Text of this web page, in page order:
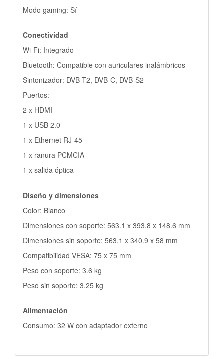
Modo gaming: Sí
Conectividad
Wi-Fi: Integrado
Bluetooth: Compatible con auriculares inalámbricos
Sintonizador: DVB-T2, DVB-C, DVB-S2
Puertos:
2 x HDMI
1 x USB 2.0
1 x Ethernet RJ-45
1 x ranura PCMCIA
1 x salida óptica
Diseño y dimensiones
Color: Blanco
Dimensiones con soporte: 563.1 x 393.8 x 148.6 mm
Dimensiones sin soporte: 563.1 x 340.9 x 58 mm
Compatibilidad VESA: 75 x 75 mm
Peso con soporte: 3.6 kg
Peso sin soporte: 3.25 kg
Alimentación
Consumo: 32 W con adaptador externo